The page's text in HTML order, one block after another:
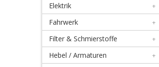
Elektrik
Fahrwerk
Elektrik +
Fahrwerk +
Filter & Schmierstoffe +
Hebel / Armaturen +